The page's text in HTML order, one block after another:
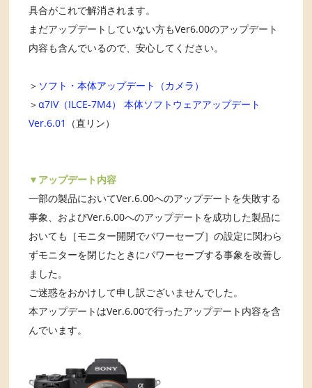
具合がこれで解消されます。
まだアップデートしていない方もVer6.00のアップデート
内容も含んでいるので、安心してください。
＞ ソフト・本体アップデート（カメラ）
＞α7IV（ILCE-7M4） 本体ソフトウェアアップデート
Ver.6.01
（直リン）
▼アップデート内容
一部の製品においてVer.6.00へのアップデートを失敗する
事象、およびVer.6.00へのアップデートを成功した製品に
おいても［モニター開閉でパワーセーブ］の設定に関わら
ずモニターを閉じたときにパワーセーブする事象を改善し
ました。
ご迷惑をおかけして申し訳ございませんでした。
本アップデートはVer.6.00で行ったアップデート内容を含
んでいます。